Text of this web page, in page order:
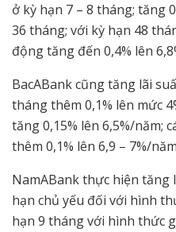
ở kỳ hạn 7 – 8 tháng; tăng
36 tháng; với kỳ hạn 48
động tăng đến 0,4% lên
BacABank cũng tăng lãi
tháng thêm 0,1% lên mức
tăng 0,15% lên 6,5%/năm;
thêm 0,1% lên 6,9 – 7%/
NamABank thực hiện tăng
hạn chủ yếu đối với hình
hạn 9 tháng với hình thức